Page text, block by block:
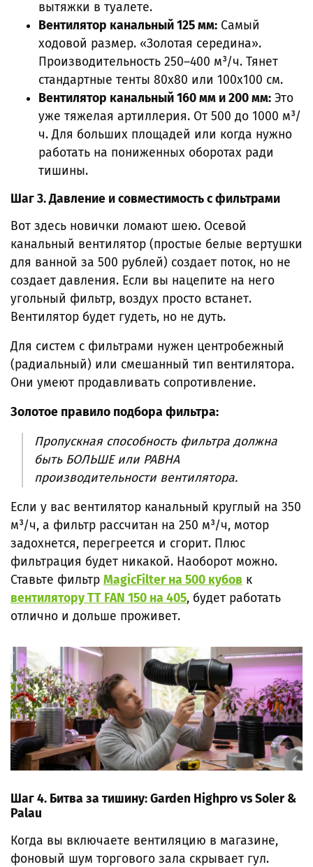
вытяжки в туалете.
Вентилятор канальный 125 мм: Самый
ходовой размер. «Золотая середина».
Производительность 250–400 м³/ч. Тянет
стандартные тенты 80х80 или 100х100 см.
Вентилятор канальный 160 мм и 200 мм: Это
уже тяжелая артиллерия. От 500 до 1000 м³/
ч. Для больших площадей или когда нужно
работать на пониженных оборотах ради
тишины.
Шаг 3. Давление и совместимость с фильтрами
Вот здесь новички ломают шею. Осевой
канальный вентилятор (простые белые вертушки
для ванной за 500 рублей) создает поток, но не
создает давления. Если вы нацепите на него
угольный фильтр, воздух просто встанет.
Вентилятор будет гудеть, но не дуть.
Для систем с фильтрами нужен центробежный
(радиальный) или смешанный тип вентилятора.
Они умеют продавливать сопротивление.
Золотое правило подбора фильтра:
Пропускная способность фильтра должна
быть БОЛЬШЕ или РАВНА
производительности вентилятора.
Если у вас вентилятор канальный круглый на 350
м³/ч, а фильтр рассчитан на 250 м³/ч, мотор
задохнется, перегреется и сгорит. Плюс
фильтрация будет никакой. Наоборот можно.
Ставьте фильтр MagicFilter на 500 кубов к
вентилятору TT FAN 150 на 405, будет работать
отлично и дольше проживет.
Шаг 4. Битва за тишину: Garden Highpro vs Soler &
Palau
Когда вы включаете вентиляцию в магазине,
фоновый шум торгового зала скрывает гул.